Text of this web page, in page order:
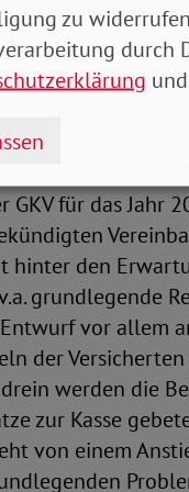
zu Beginn
auf 17
(IfG) könnte
zu 25 Milliarden
GKV für das
hinter den
grundlegende
vor allem
der
werden die
zur Kasse
von einem
zu
durch